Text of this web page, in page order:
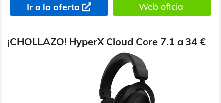
Ir a la oferta Web oficial
¡CHOLLAZO! HyperX Cloud Core 7.1 a 34 €